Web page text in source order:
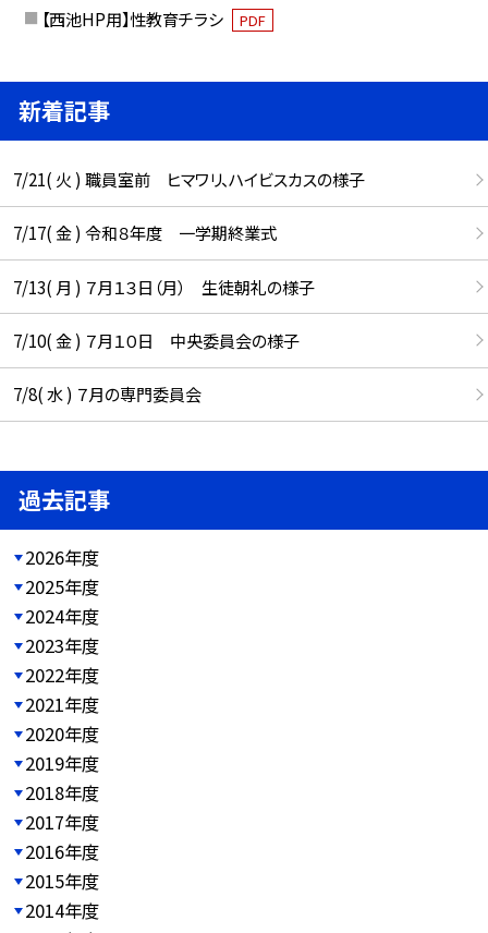
【西池HP用】性教育チラシ PDF
新着記事
7/21( 火 ) 職員室前 ヒマワリ、ハイビスカスの様子
7/17( 金 ) 令和８年度 一学期終業式
7/13( 月 ) ７月１３日（月） 生徒朝礼の様子
7/10( 金 ) ７月１０日 中央委員会の様子
7/8( 水 ) ７月の専門委員会
過去記事
2026年度
2025年度
2024年度
2023年度
2022年度
2021年度
2020年度
2019年度
2018年度
2017年度
2016年度
2015年度
2014年度